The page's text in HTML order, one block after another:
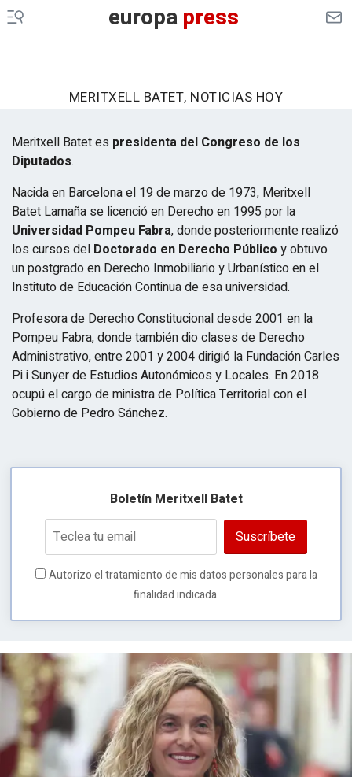
europapress
MERITXELL BATET, NOTICIAS HOY
Meritxell Batet es presidenta del Congreso de los
Diputados.
Nacida en Barcelona el 19 de marzo de 1973, Meritxell
Batet Lamaña se licenció en Derecho en 1995 por la
Universidad Pompeu Fabra, donde posteriormente realizó
los cursos del Doctorado en Derecho Público y obtuvo
un postgrado en Derecho Inmobiliario y Urbanístico en el
Instituto de Educación Continua de esa universidad.
Profesora de Derecho Constitucional desde 2001 en la
Pompeu Fabra, donde también dio clases de Derecho
Administrativo, entre 2001 y 2004 dirigió la Fundación Carles
Pi i Sunyer de Estudios Autonómicos y Locales. En 2018
ocupú el cargo de ministra de Política Territorial con el
Gobierno de Pedro Sánchez.
Boletín Meritxell Batet
Suscríbete
Autorizo el tratamiento de mis datos personales para la
finalidad indicada.